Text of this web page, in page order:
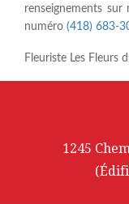
renseignements sur
numéro (418) 683-
Fleuriste Les Fleurs
1245